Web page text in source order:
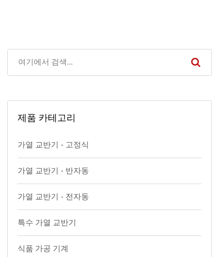
제품 카테고리
가열 교반기 - 고정식
가열 교반기 - 반자동
가열 교반기 - 전자동
특수 가열 교반기
식품 가공 기계